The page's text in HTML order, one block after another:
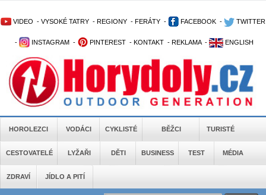
VIDEO - VYSOKÉ TATRY - REGIONY - FERÁTY - FACEBOOK - TWITTER
- INSTAGRAM - PINTEREST - KONTAKT - REKLAMA - ENGLISH
HOROLEZCI VODÁCI CYKLISTÉ BĚŽCI TURISTÉ
CESTOVATELÉ LYŽAŘI DĚTI BUSINESS TEST MÉDIA
ZDRAVÍ JÍDLO A PITÍ